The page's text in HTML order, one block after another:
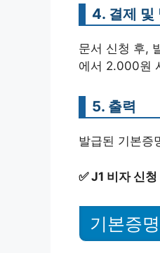
4. 결제 및
문서 신청 후,
에서 2.000원
5. 출력
발급된 기본증
✅J1 비자 신
기본증